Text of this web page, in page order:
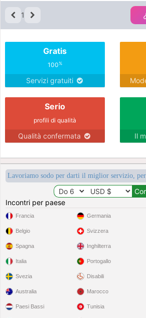
1
Gratis
100%
Servizi gratuiti
Serio
profili di qualità
Qualità confermata Il
Lavoriamo sodo per darti il miglior servizio,
Incontri per paese
Francia
Belgio
Spagna
Italia
Svezia
Germania
Svizzera
Inghilterra
Portogallo
Disabili
Australia
Paesi Bassi
Marocco
Tunisia